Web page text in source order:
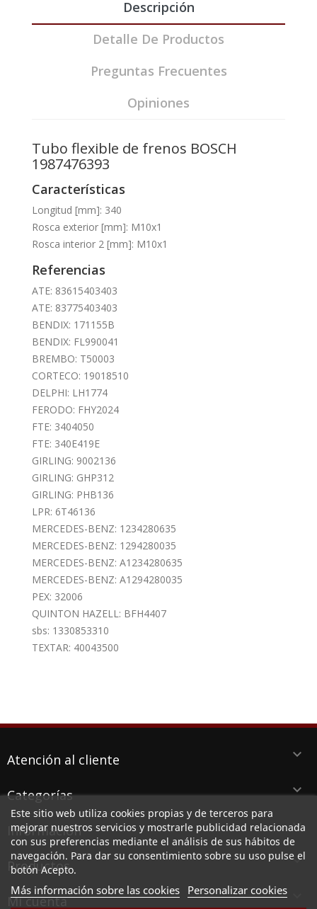
Descripción
Detalle De Productos
Preguntas Frecuentes
Opiniones
Tubo flexible de frenos BOSCH
1987476393
Características
Longitud [mm]: 340
Rosca exterior [mm]: M10x1
Rosca interior 2 [mm]: M10x1
Referencias
ATE: 83615403403
ATE: 83775403403
BENDIX: 171155B
BENDIX: FL990041
BREMBO: T50003
CORTECO: 19018510
DELPHI: LH1774
FERODO: FHY2024
FTE: 3404050
FTE: 340E419E
GIRLING: 9002136
GIRLING: GHP312
GIRLING: PHB136
LPR: 6T46136
MERCEDES-BENZ: 1234280635
MERCEDES-BENZ: 1294280035
MERCEDES-BENZ: A1234280635
MERCEDES-BENZ: A1294280035
PEX: 32006
QUINTON HAZELL: BFH4407
sbs: 1330853310
TEXTAR: 40043500
Atención al cliente keyboard_arrow_down
Categorías keyboard_arrow_down
Información keyboard_arrow_down
Productos keyboard_arrow_down
Mi cuenta
Este sitio web utiliza cookies propias y de terceros para
mejorar nuestros servicios y mostrarle publicidad relacionada
con sus preferencias mediante el análisis de sus hábitos de
navegación. Para dar su consentimiento sobre su uso pulse el
botón Acepto.
Más información sobre las cookies Personalizar cookies